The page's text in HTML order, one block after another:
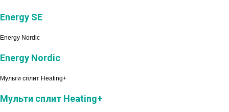
Energy SE
Energy Nordic
Energy Nordic
Мульти сплит Heating+
Мульти сплит Heating+